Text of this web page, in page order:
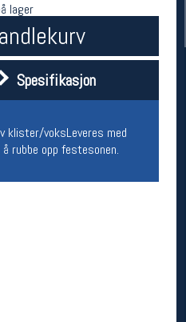
lager
Spesifikasjon
klister/voksLeveres med
rubbe opp festesonen.